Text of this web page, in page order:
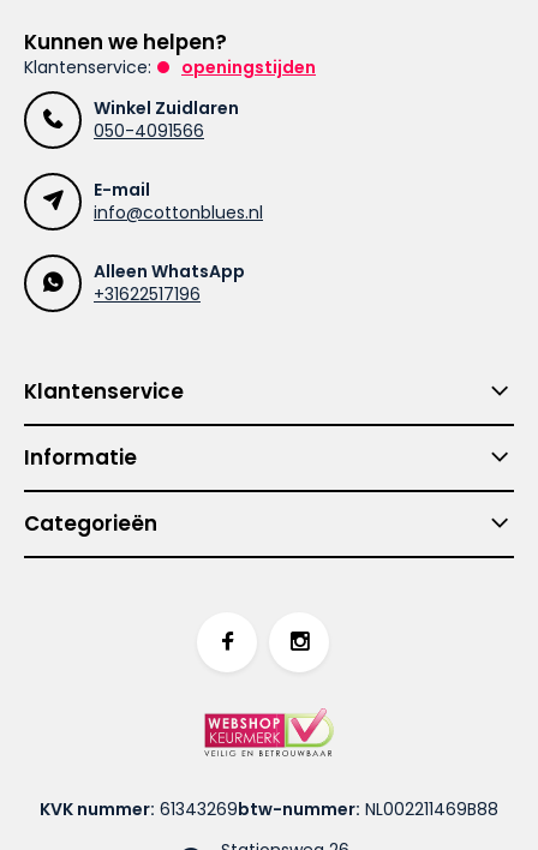
Kunnen we helpen?
Klantenservice:
openingstijden
Winkel Zuidlaren
050-4091566
E-mail
info@cottonblues.nl
Alleen WhatsApp
+31622517196
Klantenservice
Informatie
Categorieën
KVK nummer: 61343269btw-nummer: NL002211469B88